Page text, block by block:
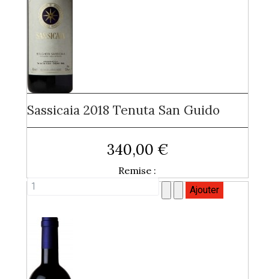
Sassicaia 2018 Tenuta San Guido
340,00 €
Remise :